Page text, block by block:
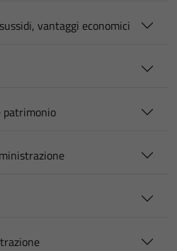
vantaggi economici
patrimonio